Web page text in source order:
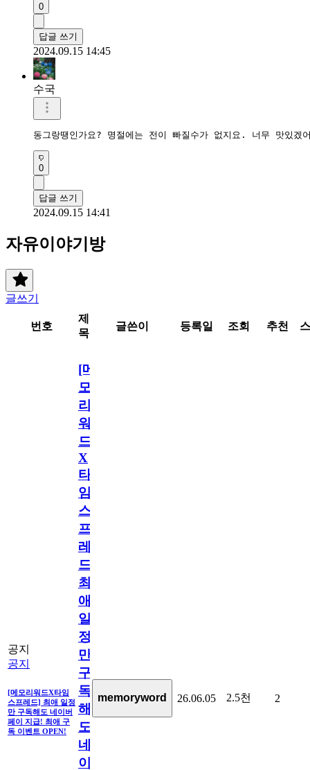
0
답글 쓰기
2024.09.15 14:45
수국
동그랑땡인가요? 명절에는 전이 빠질수가 없지요. 너무 맛있
0
답글 쓰기
2024.09.15 14:41
자유이야기방
글쓰기
번호
제
목
글쓴이 등록일 조회 추천
공지
공지
[메모리워드X타임
스프레드] 최애 일정
만 구독해도 네이버
페이 지급! 최애 구
독 이벤트 OPEN!
[메
모
리
워
드
X
타
임
스
프
레
드]
최
애
일
정
만
구
독
해
도
네
이
memoryword 26.06.05 2.5천 2